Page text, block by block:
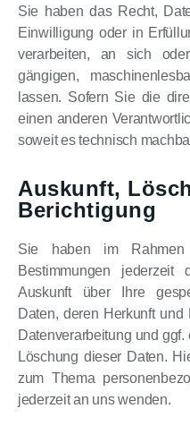
Sie haben das Recht,
Einwilligung oder in
verarbeiten, an sich
gängigen,
lassen. Sofern Sie die
einen anderen
soweit es technisch
Auskunft,
Berichtigung
Sie haben im Rahmen
Bestimmungen
Auskunft über Ihre
Daten, deren Herkunft
Datenverarbeitung und
Löschung dieser Daten.
zum Thema
jederzeit an uns wenden.